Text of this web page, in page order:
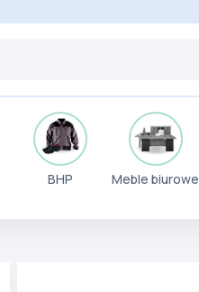
BHP Meble biurowe